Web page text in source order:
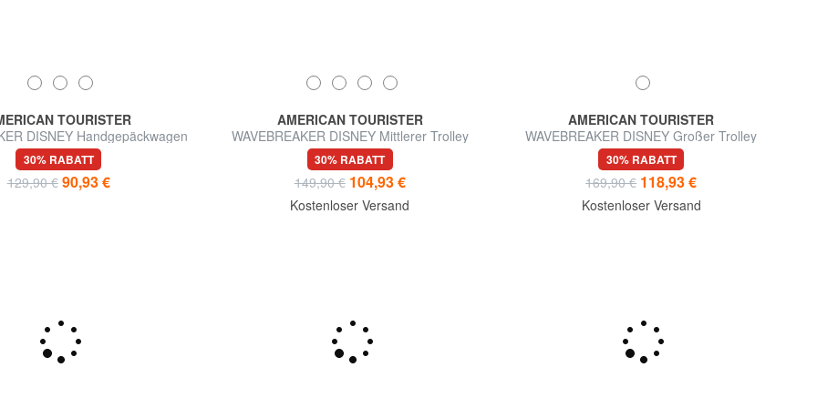
TOURISTER
DISNEY Handgepäckwagen
30% RABATT
129,90 € 90,93 €
AMERICAN TOURISTER
WAVEBREAKER DISNEY Mittlerer Trolley
30% RABATT
149,90 € 104,93 €
Kostenloser Versand
AMERICAN TOURISTER
WAVEBREAKER DISNEY Großer Trolley
30% RABATT
169,90 € 118,93 €
Kostenloser Versand